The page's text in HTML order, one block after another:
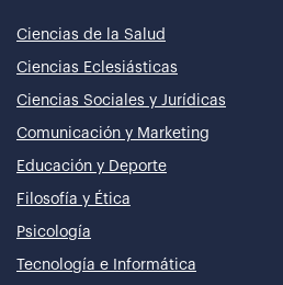
Ciencias de la Salud
Ciencias Eclesiásticas
Ciencias Sociales y Jurídicas
Comunicación y Marketing
Educación y Deporte
Filosofía y Ética
Psicología
Tecnología e Informática